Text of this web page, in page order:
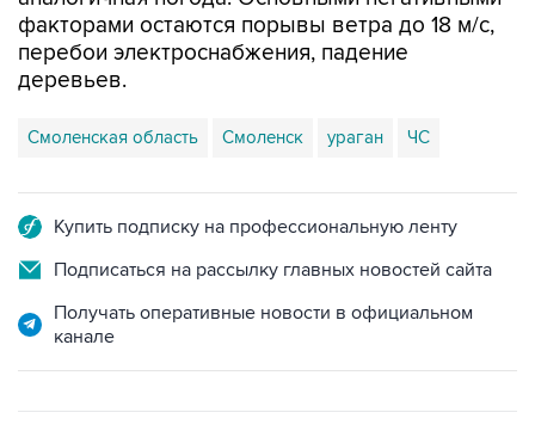
факторами остаются порывы ветра до 18 м/с,
перебои электроснабжения, падение
деревьев.
Смоленская область Смоленск ураган ЧС
Купить подписку на профессиональную ленту
Подписаться на рассылку главных новостей сайта
Получать оперативные новости в официальном
канале